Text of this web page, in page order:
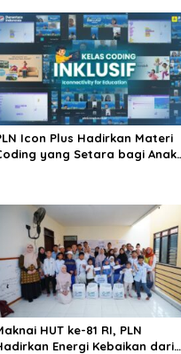
Icon Plus Hadirkan Materi
yang Setara bagi Anak
HUT ke-81 RI, PLN
Energi Kebaikan dari